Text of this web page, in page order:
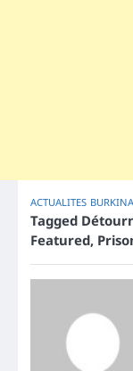
ACTUALITES
Tagged
Featured,